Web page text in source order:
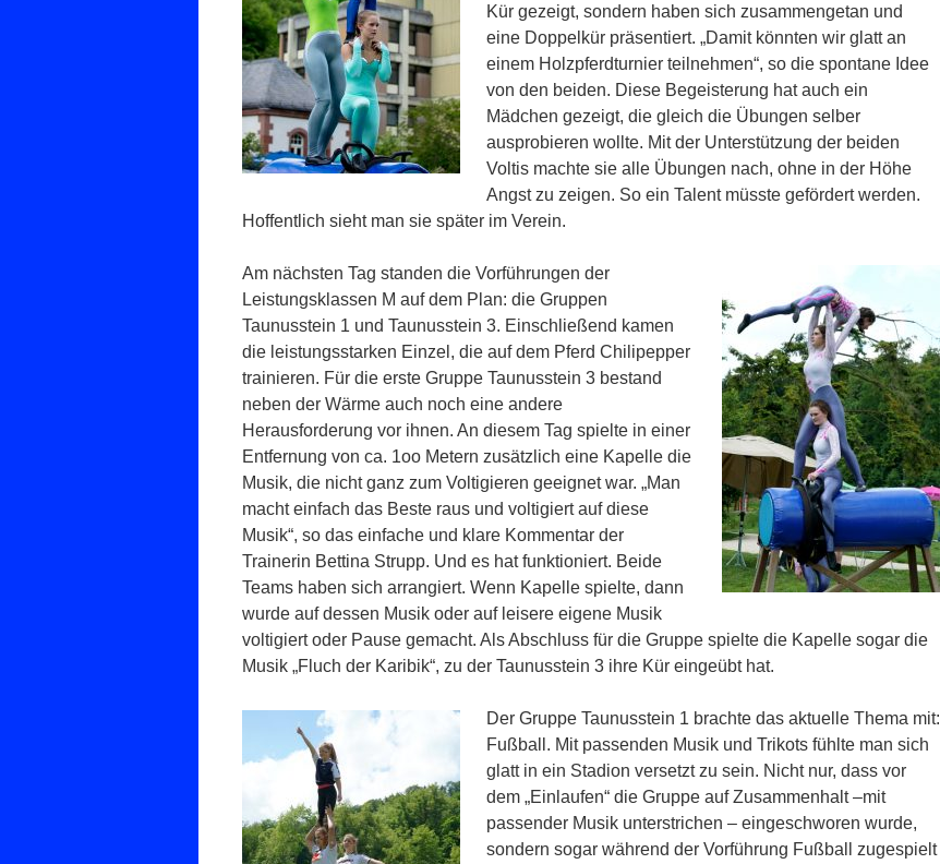
Kür gezeigt, sondern haben sich zusammengetan und
eine Doppelkür präsentiert. „Damit könnten wir glatt an
einem Holzpferdturnier teilnehmen“, so die spontane Idee
von den beiden. Diese Begeisterung hat auch ein
Mädchen gezeigt, die gleich die Übungen selber
ausprobieren wollte. Mit der Unterstützung der beiden
Voltis machte sie alle Übungen nach, ohne in der Höhe
Angst zu zeigen. So ein Talent müsste gefördert werden.
Hoffentlich sieht man sie später im Verein.
Am nächsten Tag standen die Vorführungen der
Leistungsklassen M auf dem Plan: die Gruppen
Taunusstein 1 und Taunusstein 3. Einschließend kamen
die leistungsstarken Einzel, die auf dem Pferd Chilipepper
trainieren. Für die erste Gruppe Taunusstein 3 bestand
neben der Wärme auch noch eine andere
Herausforderung vor ihnen. An diesem Tag spielte in einer
Entfernung von ca. 1oo Metern zusätzlich eine Kapelle die
Musik, die nicht ganz zum Voltigieren geeignet war. „Man
macht einfach das Beste raus und voltigiert auf diese
Musik“, so das einfache und klare Kommentar der
Trainerin Bettina Strupp. Und es hat funktioniert. Beide
Teams haben sich arrangiert. Wenn Kapelle spielte, dann
wurde auf dessen Musik oder auf leisere eigene Musik
voltigiert oder Pause gemacht. Als Abschluss für die Gruppe spielte die Kapelle sogar die
Musik „Fluch der Karibik“, zu der Taunusstein 3 ihre Kür eingeübt hat.
Der Gruppe Taunusstein 1 brachte das aktuelle Thema mit:
Fußball. Mit passenden Musik und Trikots fühlte man sich
glatt in ein Stadion versetzt zu sein. Nicht nur, dass vor
dem „Einlaufen“ die Gruppe auf Zusammenhalt –mit
passender Musik unterstrichen – eingeschworen wurde,
sondern sogar während der Vorführung Fußball zugespielt